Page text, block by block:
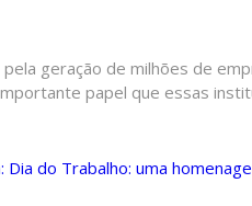
pela geração de milhões de
papel que essas
Dia do Trabalho: uma